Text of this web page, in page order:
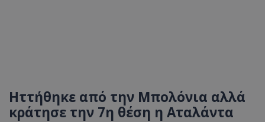
Ηττήθηκε από την Μπολόνια αλλά
κράτησε την 7η θέση η Αταλάντα